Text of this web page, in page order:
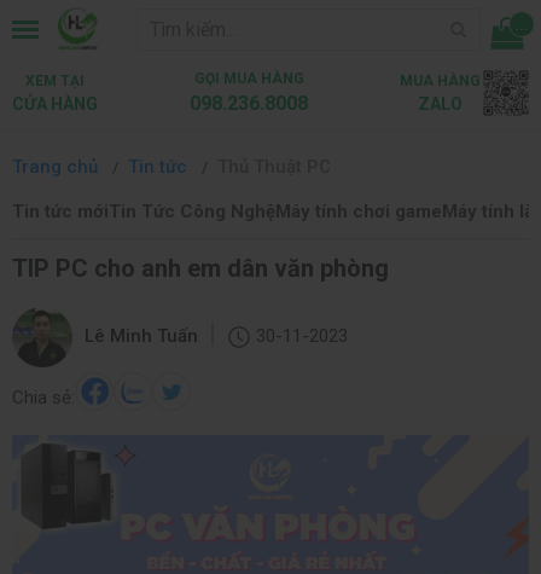
...
XEM TẠI
CỬA HÀNG
GỌI MUA HÀNG
098.236.8008
MUA HÀNG
ZALO
Trang chủ Tin tức
Tin tức mớiTin Tức Công NghệMáy tính chơi gameMáy tính
TIP PC cho anh em dân văn phòng
Lê Minh Tuấn 30-11-2023
Chia sẻ: